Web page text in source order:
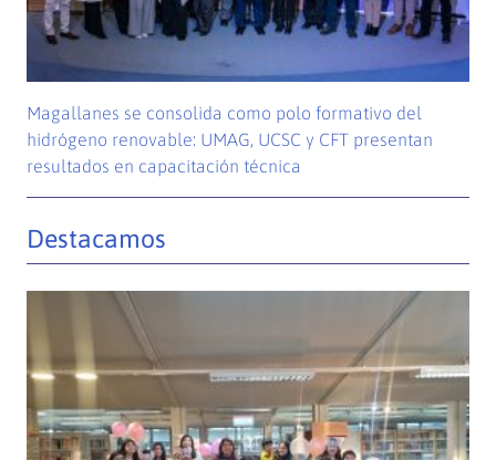
Magallanes se consolida como polo formativo del
hidrógeno renovable: UMAG, UCSC y CFT presentan
resultados en capacitación técnica
Destacamos